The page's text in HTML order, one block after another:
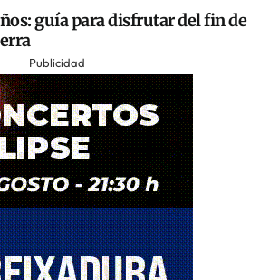
guía para disfrutar del fin de
Publicidad